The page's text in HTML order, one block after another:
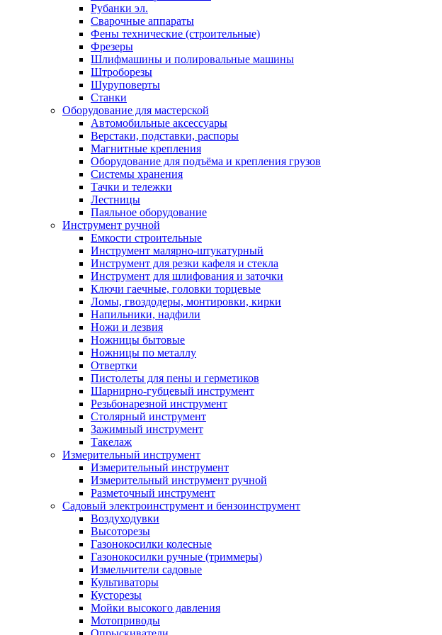
Рубанки эл.
Сварочные аппараты
Фены технические (строительные)
Фрезеры
Шлифмашины и полировальные машины
Штроборезы
Шуруповерты
Станки
Оборудование для мастерской
Автомобильные аксессуары
Верстаки, подставки, распоры
Магнитные крепления
Оборудование для подъёма и крепления грузов
Системы хранения
Тачки и тележки
Лестницы
Паяльное оборудование
Инструмент ручной
Емкости строительные
Инструмент малярно-штукатурный
Инструмент для резки кафеля и стекла
Инструмент для шлифования и заточки
Ключи гаечные, головки торцевые
Ломы, гвоздодеры, монтировки, кирки
Напильники, надфили
Ножи и лезвия
Ножницы бытовые
Ножницы по металлу
Отвертки
Пистолеты для пены и герметиков
Шарнирно-губцевый инструмент
Резьбонарезной инструмент
Столярный инструмент
Зажимный инструмент
Такелаж
Измерительный инструмент
Измерительный инструмент
Измерительный инструмент ручной
Разметочный инструмент
Садовый электроинструмент и бензоинструмент
Воздуходувки
Высоторезы
Газонокосилки колесные
Газонокосилки ручные (триммеры)
Измельчители садовые
Культиваторы
Кусторезы
Мойки высокого давления
Мотоприводы